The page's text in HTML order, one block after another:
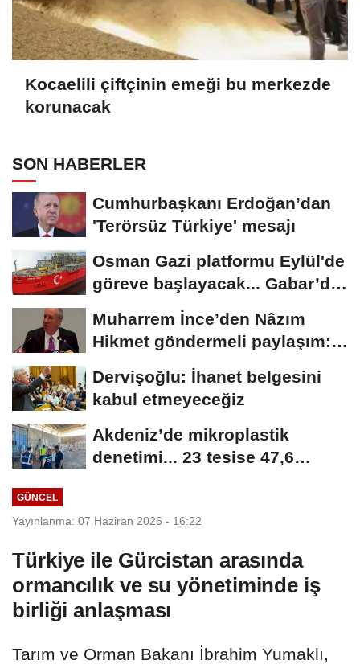
Kocaelili çiftçinin emeği bu merkezde
korunacak
SON HABERLER
Cumhurbaşkanı Erdoğan’dan
'Terörsüz Türkiye' mesajı
Osman Gazi platformu Eylül'de
göreve başlayacak... Gabar’da
Muharrem İnce’den Nâzım
Hikmet göndermeli paylaşım:
Vatan hainliğine...
Dervişoğlu: İhanet belgesini
kabul etmeyeceğiz
Akdeniz’de mikroplastik
denetimi... 23 tesise 47,6
GÜNCEL
Yayınlanma: 07 Haziran 2026 - 16:22
Türkiye ile Gürcistan arasında
ormancılık ve su yönetiminde iş
birliği anlaşması
Tarım ve Orman Bakanı İbrahim Yumaklı,